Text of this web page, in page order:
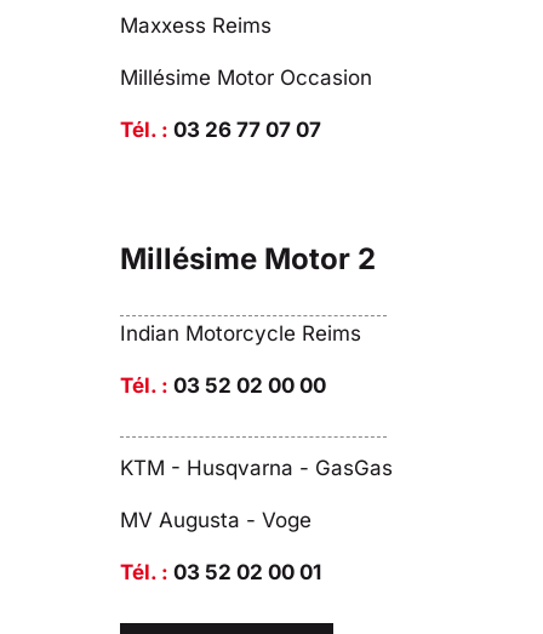
Maxxess Reims
Millésime Motor Occasion
Tél. : 03 26 77 07 07
Millésime Motor 2
Indian Motorcycle Reims
Tél. : 03 52 02 00 00
KTM - Husqvarna - GasGas
MV Augusta - Voge
Tél. : 03 52 02 00 01